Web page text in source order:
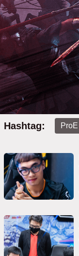
Hashtag: ProE